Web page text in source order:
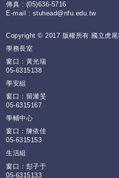
傳真 : (05)636-5716
E-mail : stuhead@nfu.edu.tw
Copyright © 2017 版權所有 國立虎
學務長室
窗口：黃光瑞
05-6315138
學安組
窗口：留濰旻
05-6315167
學輔中心
窗口：陳依佳
05-6315153
生活組
窗口：彭子于
05-6315133